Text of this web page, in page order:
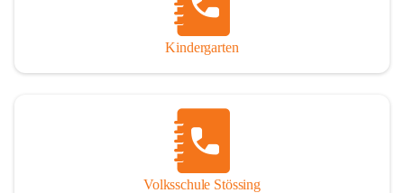
Kindergarten
Volksschule Stössing